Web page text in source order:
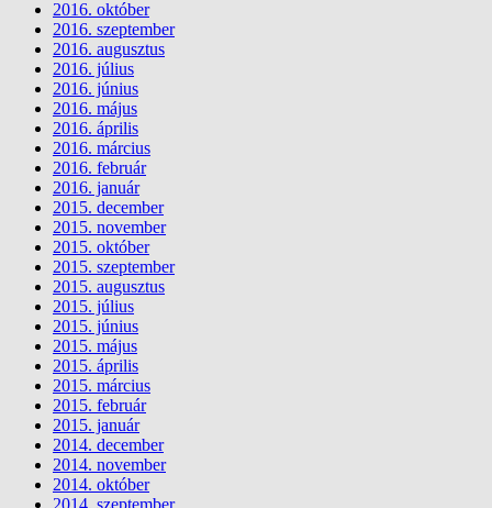
2016. október
2016. szeptember
2016. augusztus
2016. július
2016. június
2016. május
2016. április
2016. március
2016. február
2016. január
2015. december
2015. november
2015. október
2015. szeptember
2015. augusztus
2015. július
2015. június
2015. május
2015. április
2015. március
2015. február
2015. január
2014. december
2014. november
2014. október
2014. szeptember